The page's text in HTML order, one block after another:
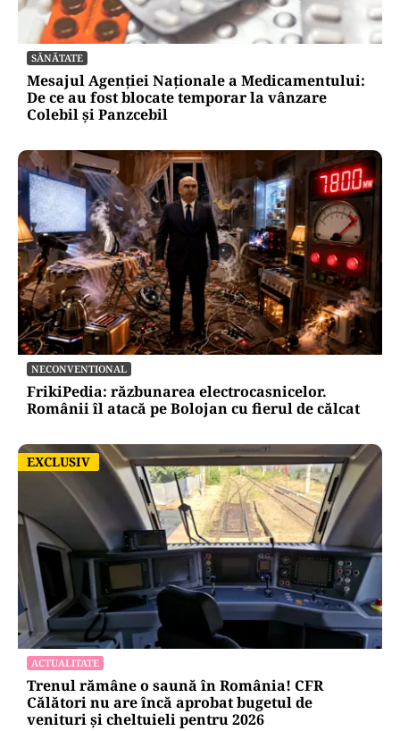
SĂNĂTATE
Mesajul Agenției Naționale a Medicamentului:
De ce au fost blocate temporar la vânzare
Colebil și Panzcebil
NECONVENTIONAL
FrikiPedia: răzbunarea electrocasnicelor.
Românii îl atacă pe Bolojan cu fierul de călcat
EXCLUSIV
EXCLUSIV
ACTUALITATE
Trenul rămâne o saună în România! CFR
Călători nu are încă aprobat bugetul de
venituri și cheltuieli pentru 2026